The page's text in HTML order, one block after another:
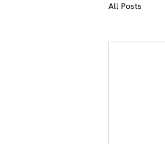
All Posts